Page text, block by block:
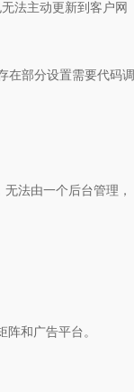
法主动更新到客户网
在部分设置需要代码调
法由一个后台管理，
和广告平台。